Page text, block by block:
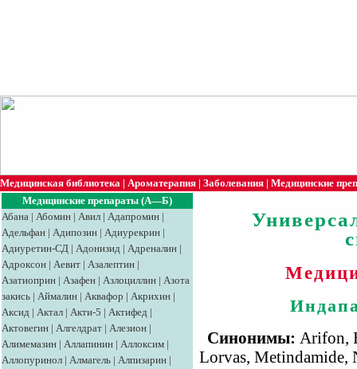
Медицинская библиотека | Ароматерапия | Заболевания | Медицинские
Медицинские препараты (А—Б)
Абана | Абомин | Авил | Адапромин |
Адельфан | Адипозин | Адиурекрин |
Адиуретин-СД | Адонизид | Адреналин |
Адроксон | Аевит | Азалептин |
Азатиоприн | Азафен | Азлоциллин | Азота
закись | Аймалин | Аквафор | Акрихин |
Аксид | Aктaл | Акти-5 | Актифед |
Актовегин | Алгелдрат | Алезион |
Алимемазин | Аллапинин | Аллоксим |
Аллопуринол | Алмагель | Алпизарин |
Синонимы: Аrifоn,
Lоrvаs, Меtindamide,